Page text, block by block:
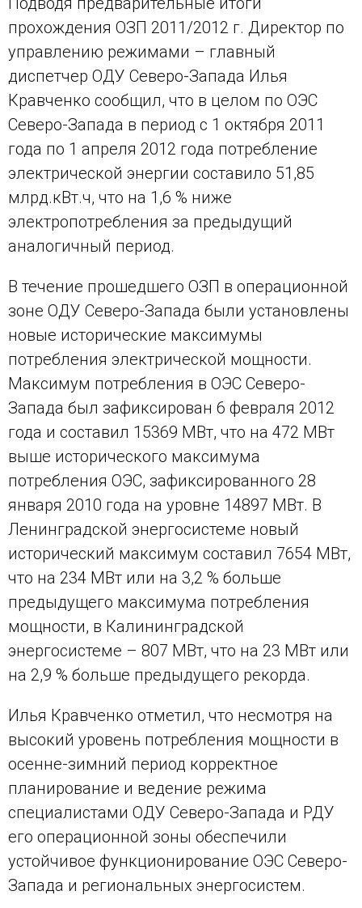
прохождения ОЗП 2011/2012 г. Директор по
управлению режимами – главный
диспетчер ОДУ Северо-Запада Илья
Кравченко сообщил, что в целом по ОЭС
Северо-Запада в период с 1 октября 2011
года по 1 апреля 2012 года потребление
электрической энергии составило 51,85
млрд.кВт.ч, что на 1,6 % ниже
электропотребления за предыдущий
аналогичный период.
В течение прошедшего ОЗП в операционной
зоне ОДУ Северо-Запада были установлены
новые исторические максимумы
потребления электрической мощности.
Максимум потребления в ОЭС Северо-
Запада был зафиксирован 6 февраля 2012
года и составил 15369 МВт, что на 472 МВт
выше исторического максимума
потребления ОЭС, зафиксированного 28
января 2010 года на уровне 14897 МВт. В
Ленинградской энергосистеме новый
исторический максимум составил 7654 МВт,
что на 234 МВт или на 3,2 % больше
предыдущего максимума потребления
мощности, в Калининградской
энергосистеме – 807 МВт, что на 23 МВт или
на 2,9 % больше предыдущего рекорда.
Илья Кравченко отметил, что несмотря на
высокий уровень потребления мощности в
осенне-зимний период корректное
планирование и ведение режима
специалистами ОДУ Северо-Запада и РДУ
его операционной зоны обеспечили
устойчивое функционирование ОЭС Северо-
Запада и региональных энергосистем.